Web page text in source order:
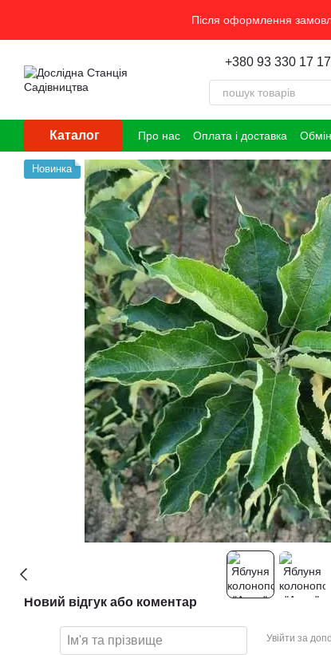
Після оформлення
+380 93 330 17 17
Каталог Про нас Оплата і доставка
Новинка
Новий відгук або коментар
Увійти за